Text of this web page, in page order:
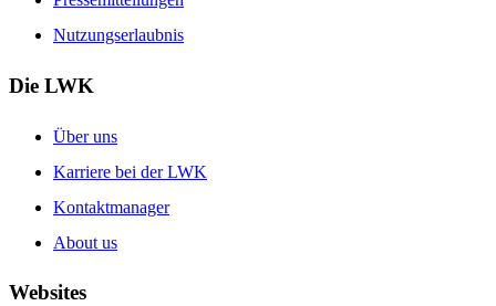
Nutzungserlaubnis
Die LWK
Über uns
Karriere bei der LWK
Kontaktmanager
About us
Websites